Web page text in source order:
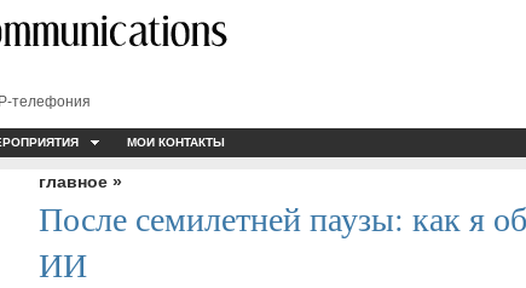
телефония
МОИ КОНТАКТЫ
главное »
После семилетней паузы: как я
ИИ